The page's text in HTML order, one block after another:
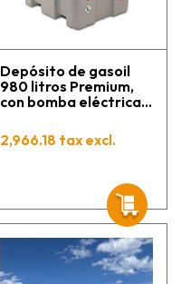
Depósito de gasoil
980 litros Premium,
con bomba eléctrica
2,966.18 tax excl.